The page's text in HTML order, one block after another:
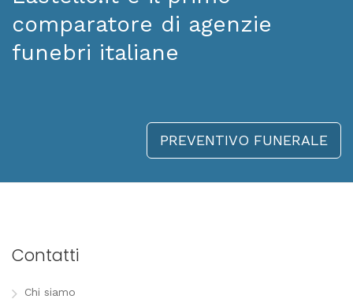
comparatore di agenzie
funebri italiane
PREVENTIVO FUNERALE
Contatti
Chi siamo